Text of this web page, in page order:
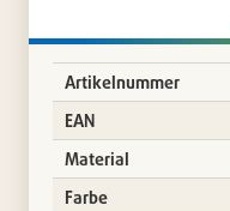
Artikelnummer
EAN
Material
Farbe